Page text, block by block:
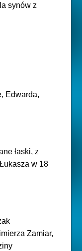
synów z
Edwarda,
łaski, z
w 18
Zamiar,